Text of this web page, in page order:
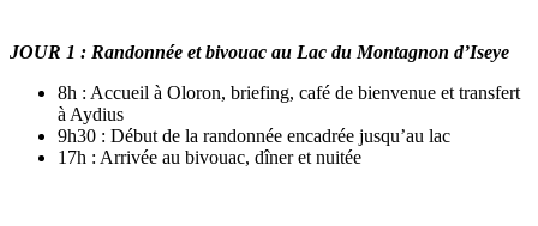
JOUR 1 : Randonnée et bivouac au Lac du Montagnon d’Iseye
8h : Accueil à Oloron, briefing, café de bienvenue et transfert
à Aydius
9h30 : Début de la randonnée encadrée jusqu’au lac
17h : Arrivée au bivouac, dîner et nuitée